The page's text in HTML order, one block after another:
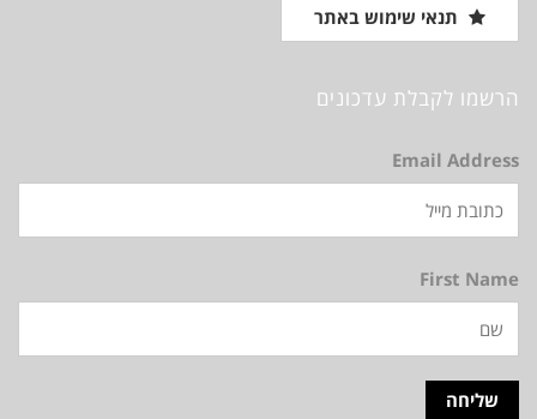
תנאי שימוש באתר
הרשמו לקבלת עדכונים
Email Address
First Name